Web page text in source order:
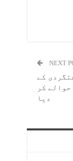
NEXT
کے
کر
دیا